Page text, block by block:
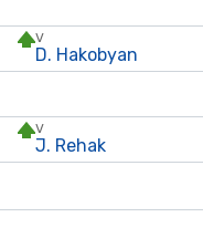
V
D. Hakobyan
V
J. Rehak